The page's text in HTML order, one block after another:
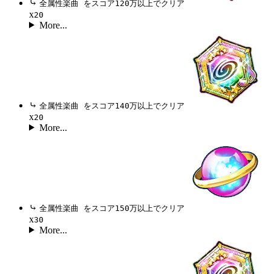
⤷ 全属性楽曲 をスコア120万以上でクリア
x20
More...
⤷ 全属性楽曲 をスコア140万以上でクリア
x20
More...
⤷ 全属性楽曲 をスコア150万以上でクリア
x30
More...